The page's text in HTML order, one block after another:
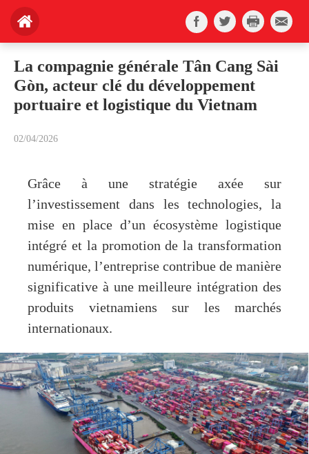
La compagnie générale Tân Cang Sài
Gòn, acteur clé du développement
portuaire et logistique du Vietnam
02/04/2026
Grâce à une stratégie axée sur
l’investissement dans les technologies, la
mise en place d’un écosystème logistique
intégré et la promotion de la transformation
numérique, l’entreprise contribue de manière
significative à une meilleure intégration des
produits vietnamiens sur les marchés
internationaux.